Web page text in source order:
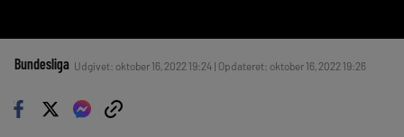
Bundesliga Udgivet: oktober 16, 2022 19:24 | Opdateret: oktober 16, 2022 19:26